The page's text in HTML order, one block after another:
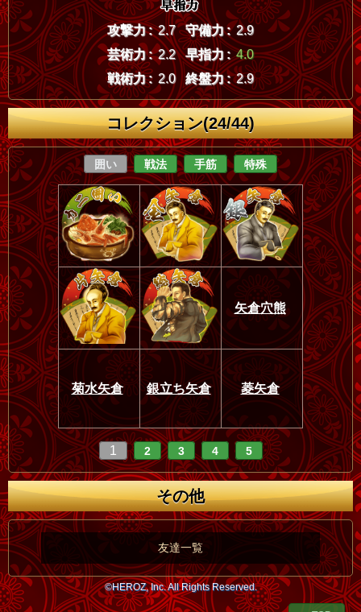
攻撃力 : 2.7 守備力 : 2.9
芸術力 : 2.2 早指力 : 4.0
戦術力 : 2.0 終盤力 : 2.9
コレクション(24/44)
囲い 戦法 手筋 特殊
矢倉穴熊
菊水矢倉 銀立ち矢倉 菱矢倉
1 2 3 4 5
その他
友達一覧
©HEROZ, Inc. All Rights Reserved.